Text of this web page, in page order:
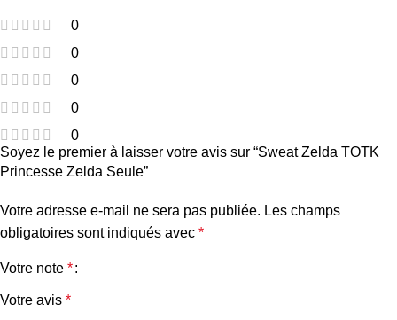
0
0
0
0
0
Soyez le premier à laisser votre avis sur “Sweat Zelda TOTK
Princesse Zelda Seule”
Votre adresse e-mail ne sera pas publiée. Les champs
obligatoires sont indiqués avec *
Votre note *
Votre avis *